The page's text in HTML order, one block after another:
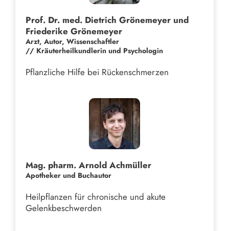
Prof. Dr. med. Dietrich Grönemeyer und
Friederike Grönemeyer
Arzt, Autor, Wissenschaftler
// Kräuterheilkundlerin und Psychologin
Pflanzliche Hilfe bei Rückenschmerzen
Mag. pharm. Arnold Achmüller
Apotheker und Buchautor
Heilpflanzen für chronische und akute
Gelenkbeschwerden